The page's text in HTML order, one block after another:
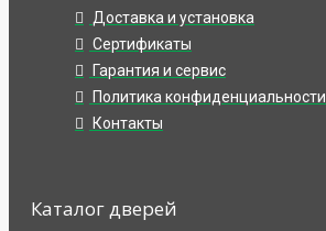
Доставка и установка
Сертификаты
Гарантия и сервис
Политика конфиденциальности
Контакты
Каталог дверей